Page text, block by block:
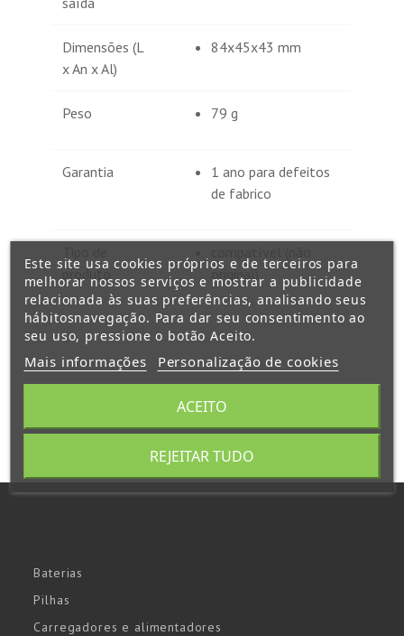
Dimensões (L
x An x Al)
84x45x43 mm
Peso 79 g
Garantia
1 ano para defeitos
de fabrico
produto
original)
Baterias
Pilhas
Carregadores e alimentadores
Este site usa cookies próprios e de terceiros para
melhorar nossos serviços e mostrar a publicidade
relacionada às suas preferências, analisando seus
hábitosnavegação. Para dar seu consentimento ao
seu uso, pressione o botão Aceito.
Mais informações Personalização de cookies
REJEITAR TUDO
ACEITO